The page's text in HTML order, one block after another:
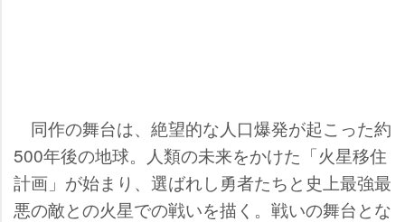
同作の舞台は、絶望的な人口爆発が起こった約
500年後の地球。人類の未来をかけた「火星移住
計画」が始まり、選ばれし勇者たちと史上最強最
悪の敵との火星での戦いを描く。戦いの舞台とな